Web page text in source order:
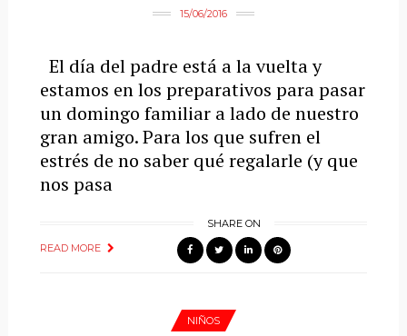
15/06/2016
El día del padre está a la vuelta y
estamos en los preparativos para pasar
un domingo familiar a lado de nuestro
gran amigo. Para los que sufren el
estrés de no saber qué regalarle (y que
nos pasa
READ MORE
SHARE ON
NIÑOS